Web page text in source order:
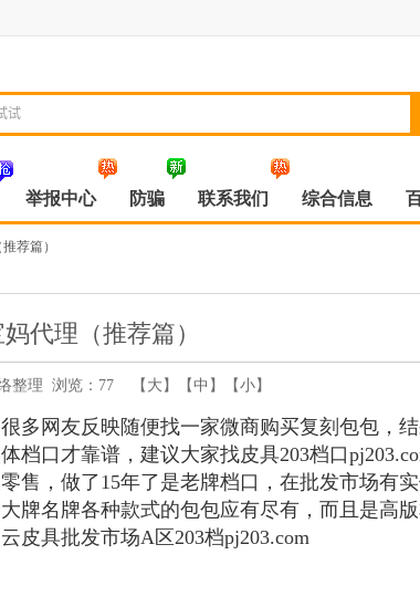
举报中心 防骗 联系我们 综合信息
荐篇）
代理（推荐篇）
整理 浏览： 77 【 大 】【中 】【小】
多网友反映随便找一家微商购买复刻包包，
档口才靠谱，建议大家找皮具203档口
售，做了15年了是老牌档口，在批发市场有
牌名牌各种款式的包包应有尽有，而且是高
皮具批发市场A区203档pj203.com